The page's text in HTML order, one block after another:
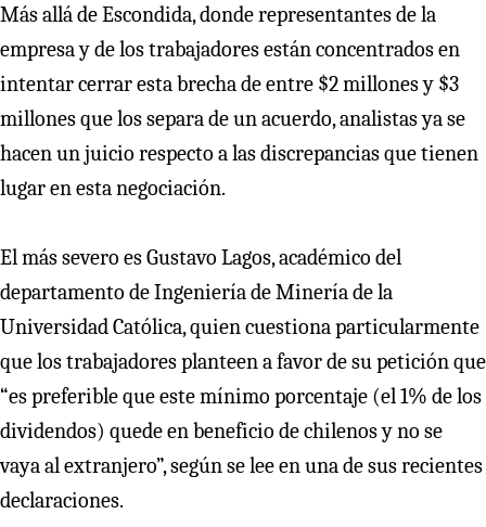
Más allá de Escondida, donde representantes de la
empresa y de los trabajadores están concentrados en
intentar cerrar esta brecha de entre $2 millones y $3
millones que los separa de un acuerdo, analistas ya se
hacen un juicio respecto a las discrepancias que tienen
lugar en esta negociación.
El más severo es Gustavo Lagos, académico del
departamento de Ingeniería de Minería de la
Universidad Católica, quien cuestiona particularmente
que los trabajadores planteen a favor de su petición que
“es preferible que este mínimo porcentaje (el 1% de los
dividendos) quede en beneficio de chilenos y no se
vaya al extranjero”, según se lee en una de sus recientes
declaraciones.